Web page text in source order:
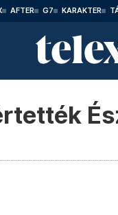
AFTER G7 KARAKTER